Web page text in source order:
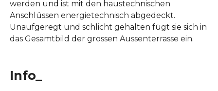
werden und ist mit den haustechnischen
Anschlüssen energietechnisch abgedeckt.
Unaufgeregt und schlicht gehalten fügt sie sich in
das Gesamtbild der grossen Aussenterrasse ein.
Info_